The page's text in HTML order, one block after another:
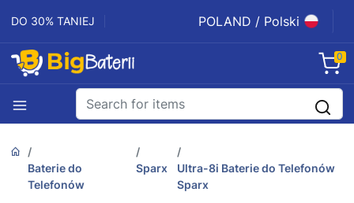
DO 30% TANIEJ POLAND / Polski
0
Baterie do
Telefonów
Sparx
Ultra-8i Baterie do Telefonów
Sparx